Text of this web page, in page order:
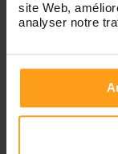
site Web,
analyser notre